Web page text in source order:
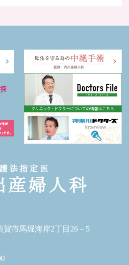
賀市馬堀海岸2丁目26－5